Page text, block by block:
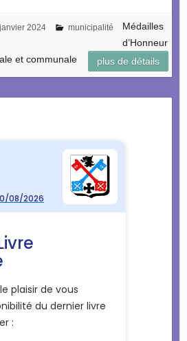
2024 municipalité
Médailles
d’Honneur
et communale
plus de détails